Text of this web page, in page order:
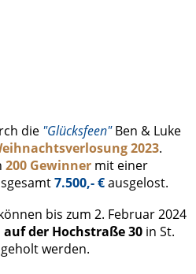
die "Glücksfeen"Ben & Luke
2023.
200 Gewinnermit einer
7.500,- €ausgelost.
bis zum 2. Februar 2024
der Hochstraße 30in St.
werden.